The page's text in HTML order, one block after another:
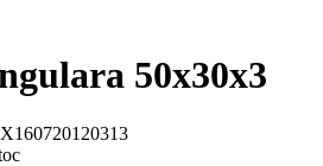
50x30x3